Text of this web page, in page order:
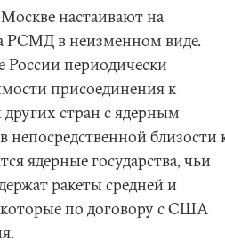
настаивают на
РСМД в неизменном виде.
России периодически
присоединения к
стран с ядерным
непосредственной близости
ядерные государства, чьи
ракеты средней и
по договору с США